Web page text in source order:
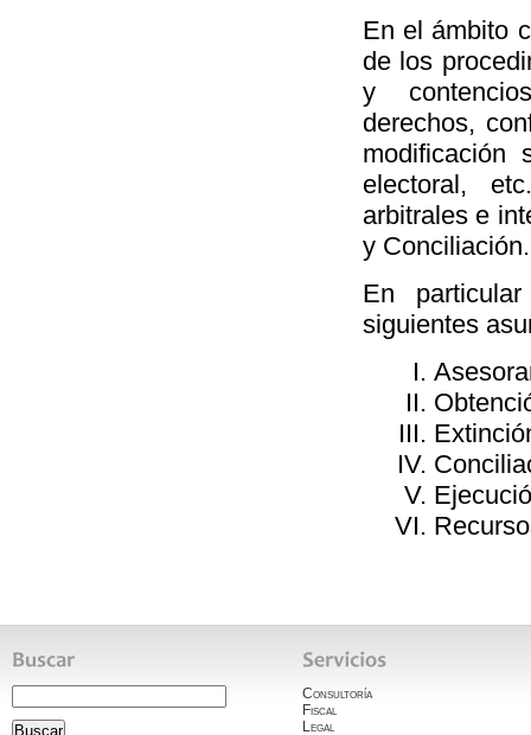
En el ámbito
de los
y
derechos,
modificación
electoral,
arbitrales e
y Conciliación.
En
siguientes
Consultoría
Fiscal
Legal